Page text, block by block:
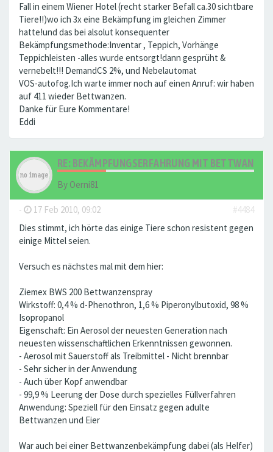
Fall in einem Wiener Hotel (recht starker Befall ca.30 sichtbare
Tiere!!)wo ich 3x eine Bekämpfung im gleichen Zimmer
hatte!und das bei alsolut konsequenter
Bekämpfungsmethode:Inventar , Teppich, Vorhänge
Teppichleisten -alles wurde entsorgt!dann gesprüht &
vernebelt!!! DemandCS 2%, und Nebelautomat
VOS-autofog.Ich warte immer noch auf einen Anruf: wir haben
auf 411 wieder Bettwanzen.
Danke für Eure Kommentare!
Eddi
RE: BEKÄMPFUNGSERFAHRUNG MIT
By Oerni81
- 17 Feb 2010, 09:02
#4484
Dies stimmt, ich hörte das einige Tiere schon resistent gegen
einige Mittel seien.
Versuch es nächstes mal mit dem hier:
Ziemex BWS 200 Bettwanzenspray
Wirkstoff: 0,4 % d-Phenothron, 1,6 % Piperonylbutoxid, 98 %
Isopropanol
Eigenschaft: Ein Aerosol der neuesten Generation nach
neuesten wissenschaftlichen Erkenntnissen gewonnen.
- Aerosol mit Sauerstoff als Treibmittel - Nicht brennbar
- Sehr sicher in der Anwendung
- Auch über Kopf anwendbar
- 99,9 % Leerung der Dose durch spezielles Füllverfahren
Anwendung: Speziell für den Einsatz gegen adulte
Bettwanzen und Eier
War auch bei einer Bettwanzenbekämpfung dabei (als Helfer)